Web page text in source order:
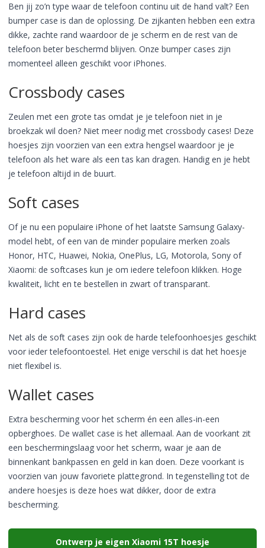
Ben jij zo’n type waar de telefoon continu uit de hand valt? Een
bumper case is dan de oplossing. De zijkanten hebben een extra
dikke, zachte rand waardoor de je scherm en de rest van de
telefoon beter beschermd blijven. Onze bumper cases zijn
momenteel alleen geschikt voor iPhones.
Crossbody cases
Zeulen met een grote tas omdat je je telefoon niet in je
broekzak wil doen? Niet meer nodig met crossbody cases! Deze
hoesjes zijn voorzien van een extra hengsel waardoor je je
telefoon als het ware als een tas kan dragen. Handig en je hebt
je telefoon altijd in de buurt.
Soft cases
Of je nu een populaire iPhone of het laatste Samsung Galaxy-
model hebt, of een van de minder populaire merken zoals
Honor, HTC, Huawei, Nokia, OnePlus, LG, Motorola, Sony of
Xiaomi: de softcases kun je om iedere telefoon klikken. Hoge
kwaliteit, licht en te bestellen in zwart of transparant.
Hard cases
Net als de soft cases zijn ook de harde telefoonhoesjes geschikt
voor ieder telefoontoestel. Het enige verschil is dat het hoesje
niet flexibel is.
Wallet cases
Extra bescherming voor het scherm én een alles-in-een
opberghoes. De wallet case is het allemaal. Aan de voorkant zit
een beschermingslaag voor het scherm, waar je aan de
binnenkant bankpassen en geld in kan doen. Deze voorkant is
voorzien van jouw favoriete plattegrond. In tegenstelling tot de
andere hoesjes is deze hoes wat dikker, door de extra
bescherming.
Ontwerp je eigen Xiaomi 15T hoesje